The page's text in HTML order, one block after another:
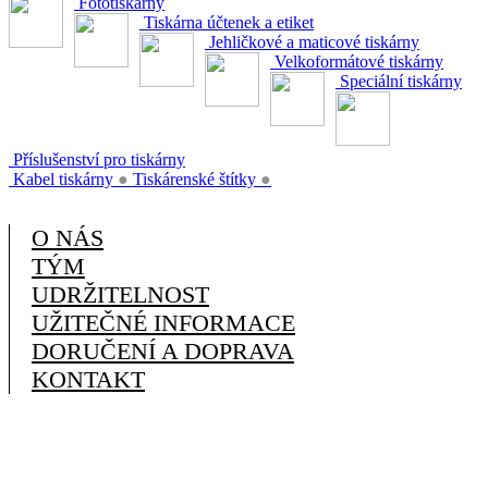
Tiskárna účtenek a etiket
Jehličkové a maticové tiskárny
Velkoformátové tiskárny
Speciální tiskárny
Příslušenství pro tiskárny
Kabel tiskárny ● Tiskárenské štítky ●
O NÁS
TÝM
UDRŽITELNOST
UŽITEČNÉ INFORMACE
DORUČENÍ A DOPRAVA
KONTAKT